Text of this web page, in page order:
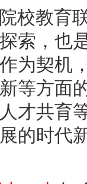
校教育
索，也
为契机
等方面
才共育
的时代